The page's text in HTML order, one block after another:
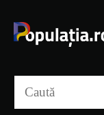
conținut